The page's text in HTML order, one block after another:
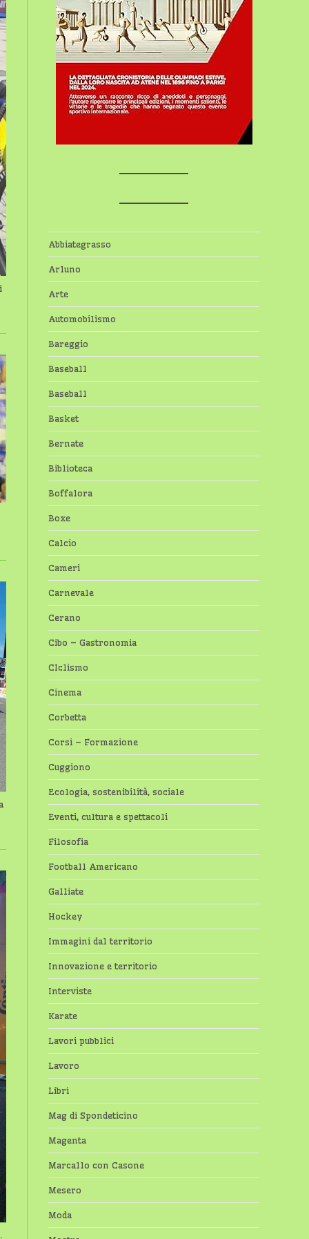
Abbiategrasso
Arluno
Arte
Automobilismo
Bareggio
Baseball
Baseball
Basket
Bernate
Biblioteca
Boffalora
Boxe
Calcio
Cameri
Carnevale
Cerano
Cibo – Gastronomia
CIclismo
Cinema
Corbetta
Corsi – Formazione
Cuggiono
Ecologia, sostenibilità, sociale
Eventi, cultura e spettacoli
Filosofia
Football Americano
Galliate
Hockey
Immagini dal territorio
Innovazione e territorio
Interviste
Karate
Lavori pubblici
Lavoro
Libri
Mag di Spondeticino
Magenta
Marcallo con Casone
Mesero
Moda